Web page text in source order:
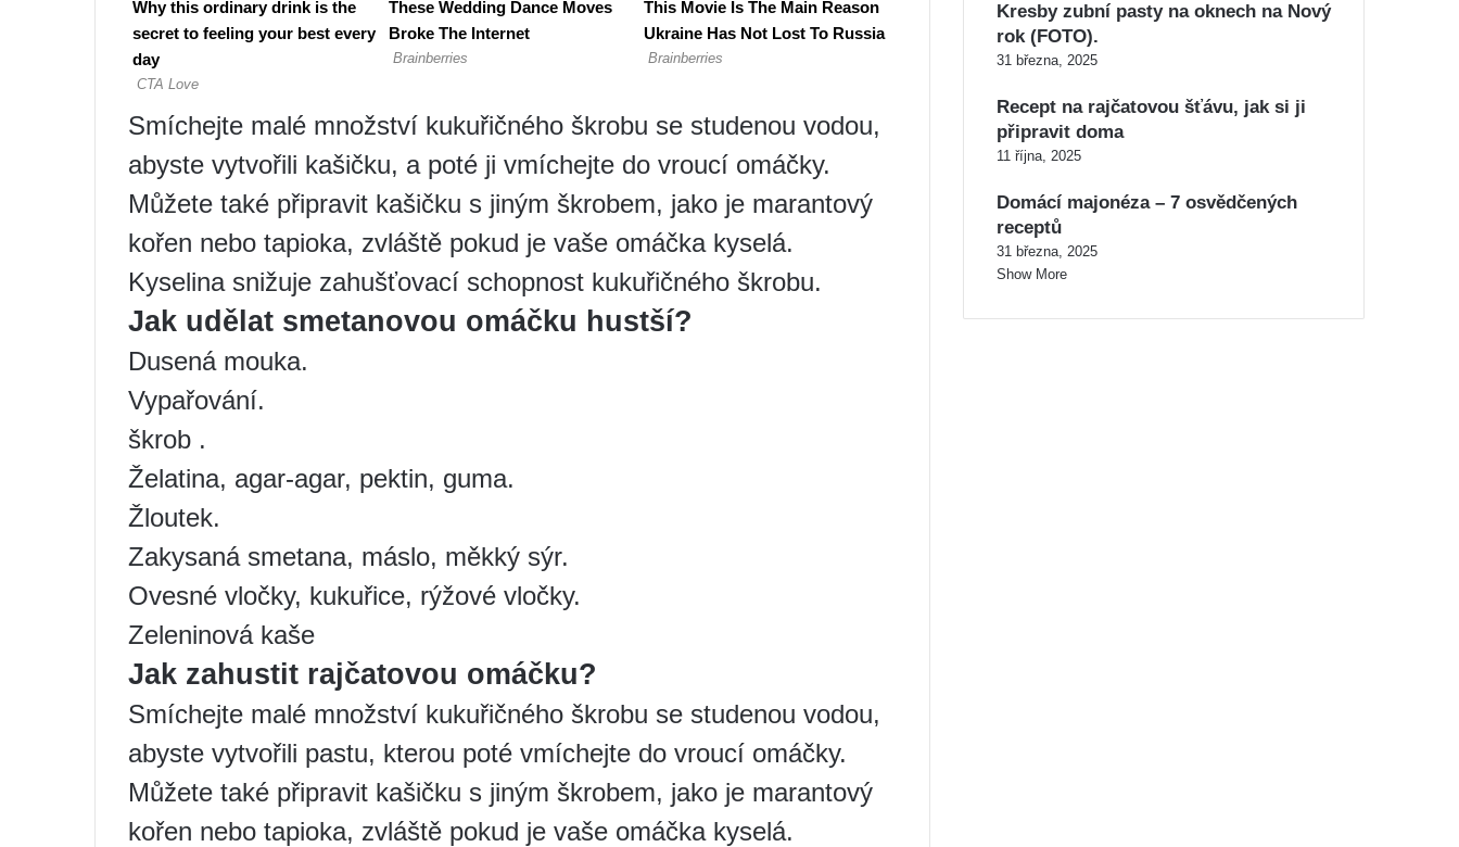
Smíchejte malé množství kukuřičného škrobu se studenou vodou,
abyste vytvořili kašičku, a poté ji vmíchejte do vroucí omáčky.
Můžete také připravit kašičku s jiným škrobem, jako je marantový
kořen nebo tapioka, zvláště pokud je vaše omáčka kyselá.
Kyselina snižuje zahušťovací schopnost kukuřičného škrobu.
Jak udělat smetanovou omáčku hustší?
Dusená mouka.
Vypařování.
škrob .
Želatina, agar-agar, pektin, guma.
Žloutek.
Zakysaná smetana, máslo, měkký sýr.
Ovesné vločky, kukuřice, rýžové vločky.
Zeleninová kaše
Jak zahustit rajčatovou omáčku?
Smíchejte malé množství kukuřičného škrobu se studenou vodou,
abyste vytvořili pastu, kterou poté vmíchejte do vroucí omáčky.
Můžete také připravit kašičku s jiným škrobem, jako je marantový
kořen nebo tapioka, zvláště pokud je vaše omáčka kyselá.
Kresby zubní pasty na oknech na Nový
rok (FOTO).
31 března, 2025
Recept na rajčatovou šťávu, jak si ji
připravit doma
11 října, 2025
Domácí majonéza – 7 osvědčených
receptů
31 března, 2025
Show More